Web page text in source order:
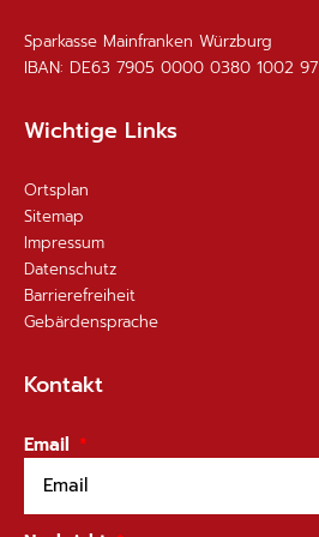
Sparkasse Mainfranken Würzburg
IBAN: DE63 7905 0000 0380 1002 97
Wichtige Links
Ortsplan
Sitemap
Impressum
Datenschutz
Barrierefreiheit
Gebärdensprache
Kontakt
Email